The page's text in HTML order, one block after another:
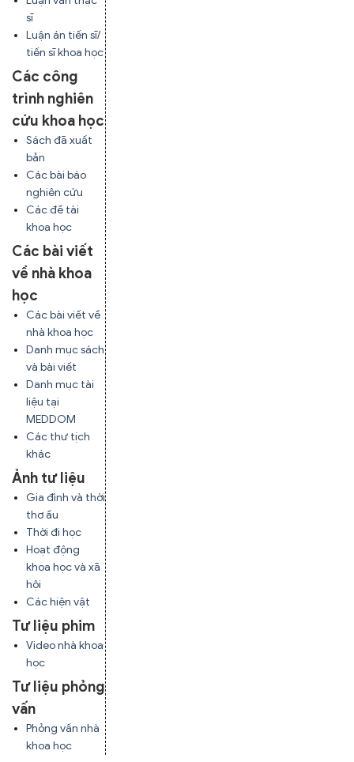
sĩ
Luận án tiến sĩ/
tiến sĩ khoa học
Các công
trình nghiên
cứu khoa học
Sách đã xuất
bản
Các bài báo
nghiên cứu
Các đề tài
khoa học
Các bài viết
về nhà khoa
học
Các bài viết về
nhà khoa học
Danh mục sách
và bài viết
Danh mục tài
liệu tại
MEDDOM
Các thư tịch
khác
Ảnh tư liệu
Gia đình và thời
thơ ấu
Thời đi học
Hoạt động
khoa học và xã
hội
Các hiện vật
Tư liệu phim
Video nhà khoa
học
Tư liệu phỏng
vấn
Phỏng vấn nhà
khoa học